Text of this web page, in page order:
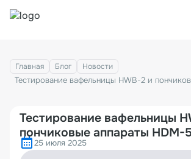
Главная Блог Новости
Тестирование вафельницы
пончиковые аппараты
25 июля 2025